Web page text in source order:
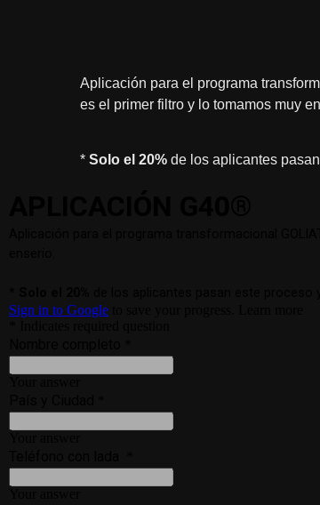
Aplicación para el programa
es el primer filtro y lo tomamos muy
* Solo el 20% de los aplicantes